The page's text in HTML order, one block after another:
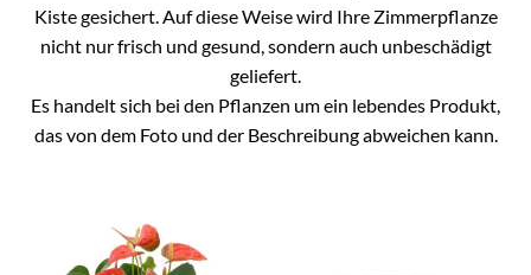
Kiste gesichert. Auf diese Weise wird Ihre Zimmerpflanze
nicht nur frisch und gesund, sondern auch unbeschädigt
geliefert.
Es handelt sich bei den Pflanzen um ein lebendes Produkt,
das von dem Foto und der Beschreibung abweichen kann.